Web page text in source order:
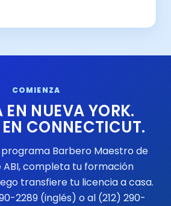
COMIENZA
EN NUEVA YORK.
CONNECTICUT.
Barbero Maestro de
ABI, completa tu formación
transfiere tu licencia a casa.
2289 (inglés) o al (212) 290-